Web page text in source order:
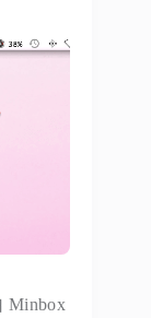
Minbox